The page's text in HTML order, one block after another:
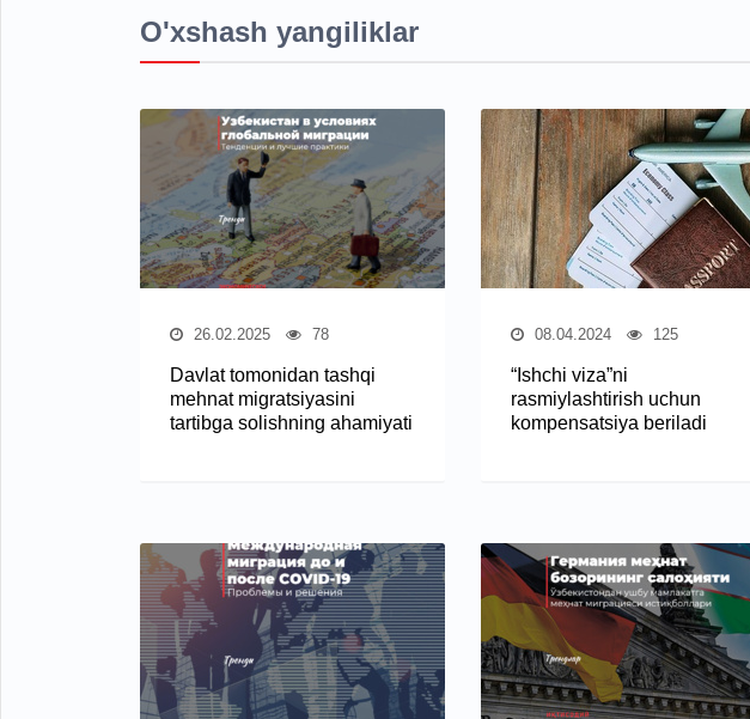
O'xshash yangiliklar
26.02.2025 78
Davlat tomonidan tashqi
mehnat migratsiyasini
tartibga solishning ahamiyati
08.04.2024 125
“Ishchi viza”ni
rasmiylashtirish uchun
kompensatsiya beriladi